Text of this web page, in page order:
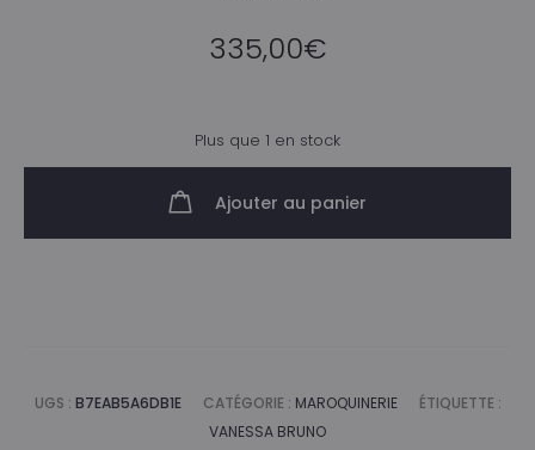
335,00€
Plus que 1 en stock
Ajouter au panier
UGS : B7EAB5A6DB1E CATÉGORIE : MAROQUINERIE
ÉTIQUETTE :
VANESSA BRUNO